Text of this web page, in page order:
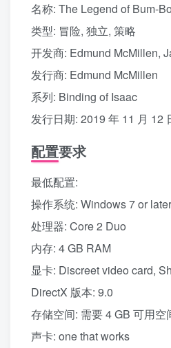
名称: The Legend of Bum-Bo
类型: 冒险, 独立, 策略
开发商: Edmund McMillen,
发行商: Edmund McMillen
系列: Binding of Isaac
发行日期: 2019 年 11 月 12
配置要求
最低配置:
操作系统: Windows 7 or
处理器: Core 2 Duo
内存: 4 GB RAM
显卡: Discreet video card,
DirectX 版本: 9.0
存储空间: 需要 4 GB 可用空
声卡: one that works